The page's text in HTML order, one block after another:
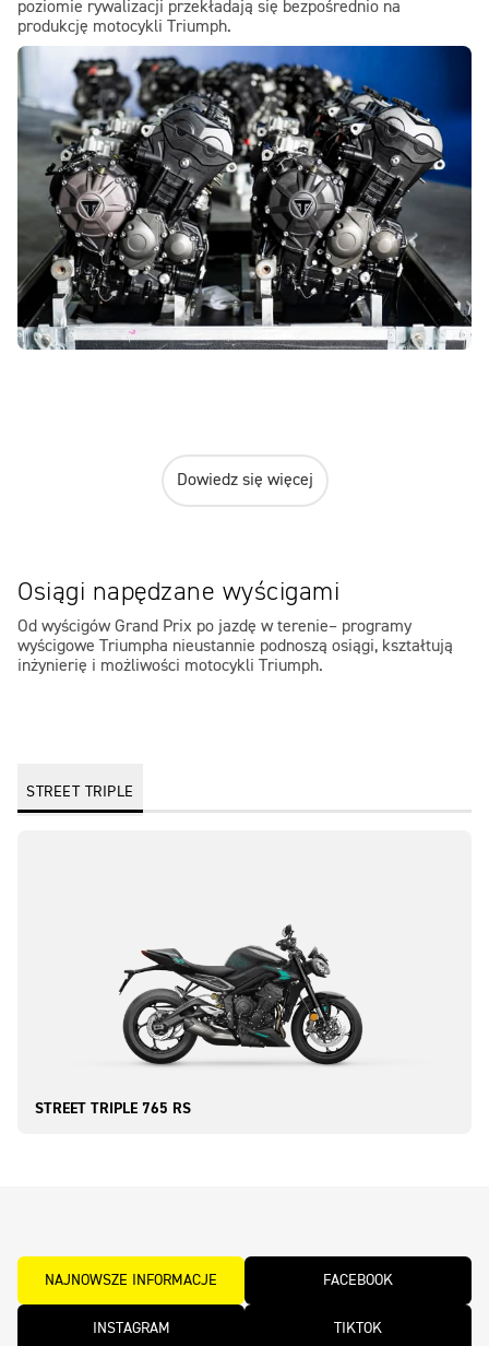
poziomie rywalizacji przekładają się bezpośrednio na
produkcję motocykli Triumph.
Dowiedz się więcej
Osiągi napędzane wyścigami
Od wyścigów Grand Prix po jazdę w terenie– programy
wyścigowe Triumpha nieustannie podnoszą osiągi, kształtują
inżynierię i możliwości motocykli Triumph.
STREET TRIPLE
STREET TRIPLE 765 RS
NAJNOWSZE INFORMACJE FACEBOOK
INSTAGRAM TIKTOK